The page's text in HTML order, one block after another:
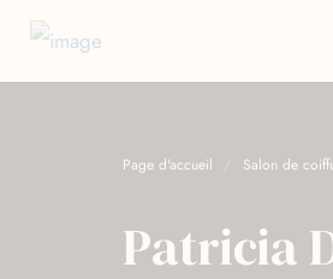
Page d'accueil Salon de
Patricia